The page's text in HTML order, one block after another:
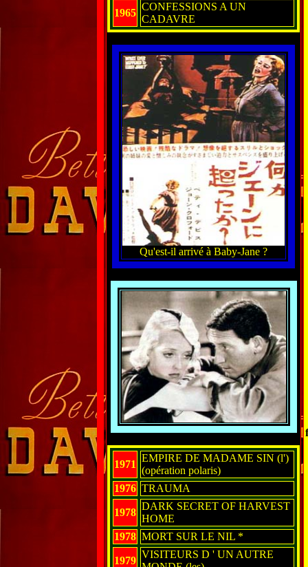
1965
CONFESSIONS A UN
CADAVRE
Qu'est-il arrivé à Baby-Jane ?
1971
EMPIRE DE MADAME SIN (l')
(opération polaris)
1976 TRAUMA
1978
DARK SECRET OF HARVEST
HOME
1978 MORT SUR LE NIL *
1979
VISITEURS D ' UN AUTRE